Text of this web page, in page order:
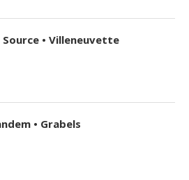
Source • Villeneuvette
• Grabels